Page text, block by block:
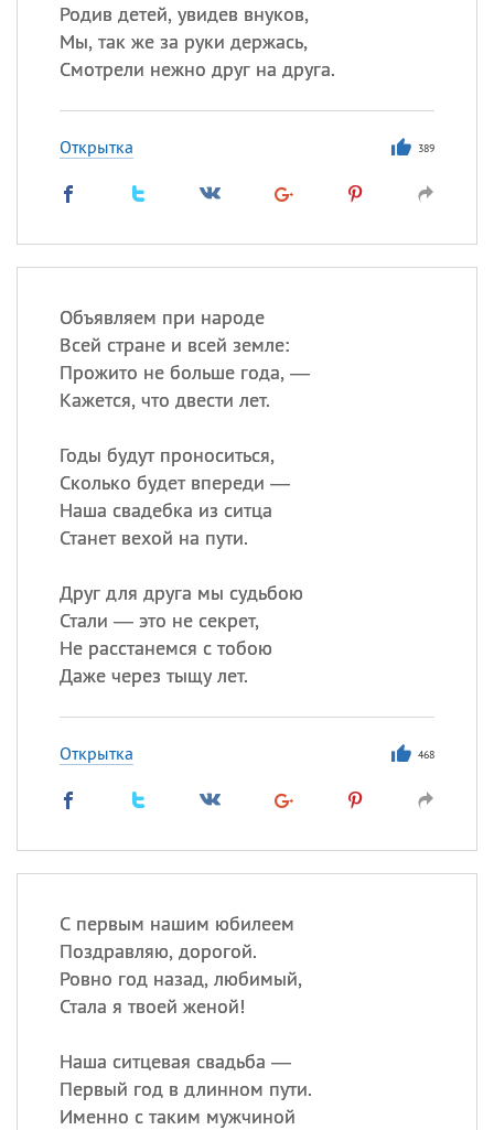
Родив детей, увидев внуков,
Мы, так же за руки держась,
Смотрели нежно друг на друга.
Открытка 389
Объявляем при народе
Всей стране и всей земле:
Прожито не больше года, —
Кажется, что двести лет.
Годы будут проноситься,
Сколько будет впереди —
Наша свадебка из ситца
Станет вехой на пути.
Друг для друга мы судьбою
Стали — это не секрет,
Не расстанемся с тобою
Даже через тыщу лет.
Открытка 468
С первым нашим юбилеем
Поздравляю, дорогой.
Ровно год назад, любимый,
Стала я твоей женой!
Наша ситцевая свадьба —
Первый год в длинном пути.
Именно с таким мужчиной